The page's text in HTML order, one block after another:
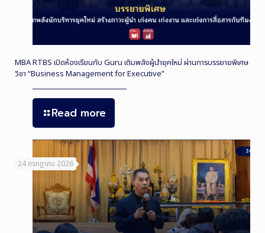
MBA RTBS เปิดห้องเรียนกับ Guru เติมพลังผู้นำยุคใหม่ ผ่านการบรรยายพิเศษ
วิชา “Business Management for Executive”
Read more
24 กรกฎาคม 2026